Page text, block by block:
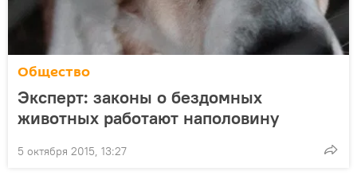
Общество
Эксперт: законы о бездомных
животных работают наполовину
5 октября 2015, 13:27